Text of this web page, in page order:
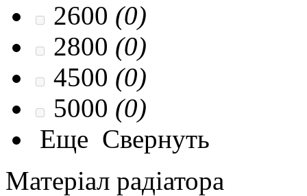
2600 (0)
2800 (0)
4500 (0)
5000 (0)
Еще Свернуть
Матеріал радіатора